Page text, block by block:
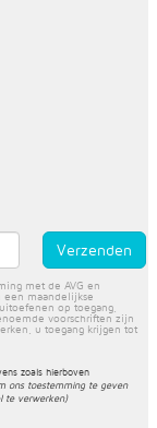
met de AVG en
een maandelijkse
op toegang,
voorschriften zijn
u toegang krijgen tot
zoals hierboven
ons toestemming te geven
te verwerken)